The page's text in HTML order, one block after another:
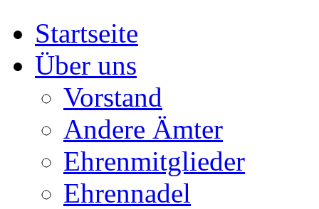
Startseite
Über uns
Vorstand
Andere Ämter
Ehrenmitglieder
Ehrennadel